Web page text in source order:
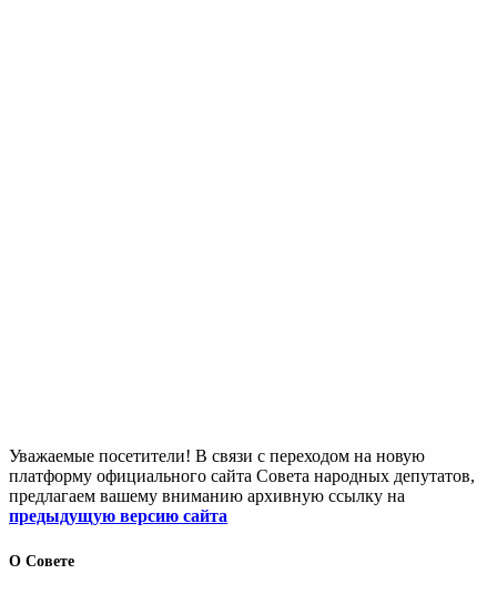
Уважаемые посетители! В связи с переходом на новую
платформу официального сайта Совета народных депутатов,
предлагаем вашему вниманию архивную ссылку на
предыдущую версию сайта
О Совете